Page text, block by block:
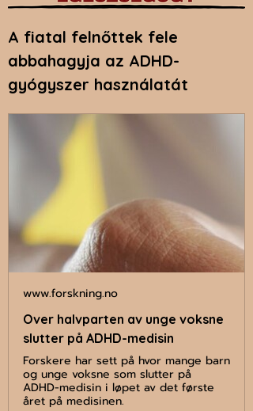
A fiatal felnőttek fele
abbahagyja az ADHD-
gyógyszer használatát
www.forskning.no
Over halvparten av unge voksne
slutter på ADHD-medisin
Forskere har sett på hvor mange barn
og unge voksne som slutter på
ADHD-medisin i løpet av det første
året på medisinen.